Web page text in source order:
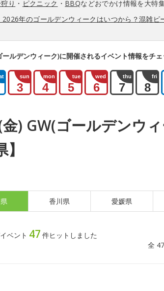
り ・ ピクニック ・ BBQなどおでかけ情報を大特
2026年のゴールデンウィークはいつから？混雑ピ
ルデンウィーク)に開催されるイベント情報をチェ
sun
3
mon
4
tue
5
wed
6
thu
7
fri
8
) GW(ゴールデンウ
香川県 愛媛県
ベント 47 件ヒットしました
全